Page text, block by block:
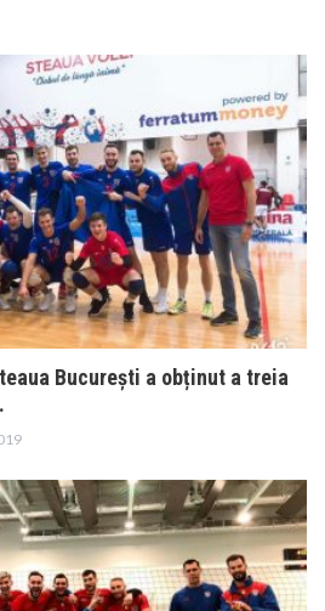
București a obținut a treia